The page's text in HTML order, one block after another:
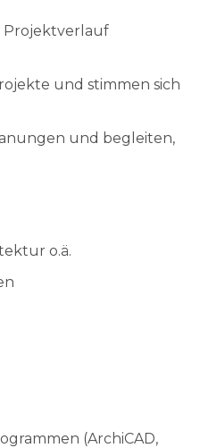
Projektverlauf
und stimmen sich
und begleiten,
o.ä.
(ArchiCAD,